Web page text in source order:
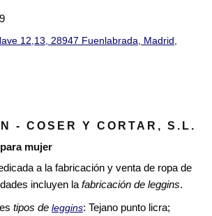
12,13, 28947 Fuenlabrada, Madrid,
- COSER Y CORTAR, S.L.
mujer
a la fabricación y venta de ropa de
incluyen la fabricación de leggins.
tipos de leggins: Tejano punto licra;